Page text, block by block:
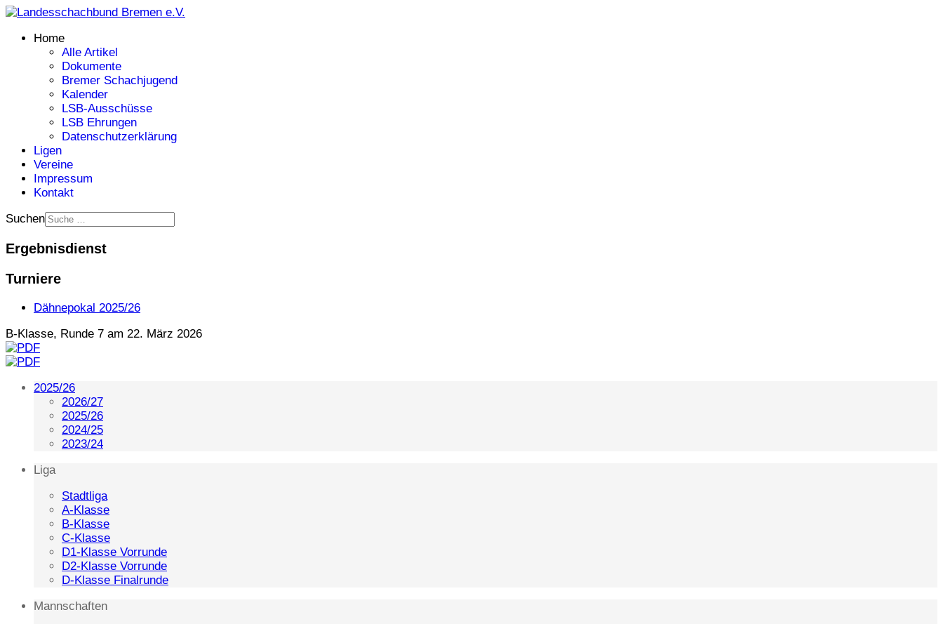
Home
Alle Artikel
Dokumente
Bremer Schachjugend
Kalender
LSB-Ausschüsse
LSB Ehrungen
Datenschutzerklärung
Ligen
Vereine
Impressum
Kontakt
Suchen
Ergebnisdienst
Turniere
Dähnepokal 2025/26
B-Klasse, Runde 7 am 22. März 2026
2025/26
2026/27
2025/26
2024/25
2023/24
Liga
Stadtliga
A-Klasse
B-Klasse
C-Klasse
D1-Klasse Vorrunde
D2-Klasse Vorrunde
D-Klasse Finalrunde
Mannschaften